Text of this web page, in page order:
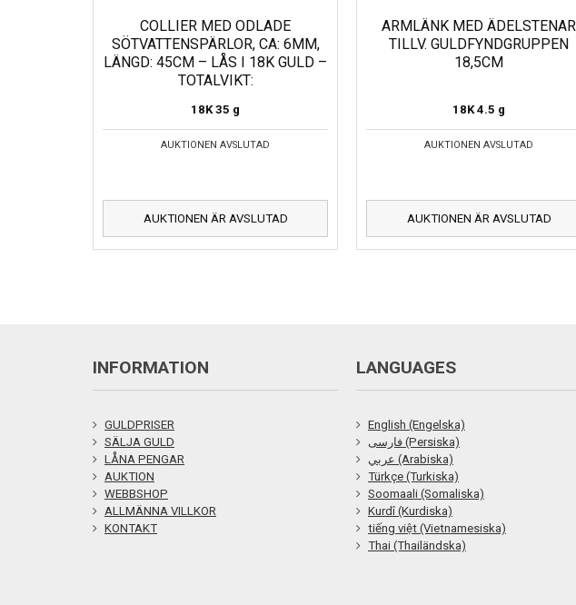
COLLIER MED ODLADE
SÖTVATTENSPÄRLOR, CA: 6MM,
LÄNGD: 45CM – LÅS I 18K GULD –
TOTALVIKT:
18K 35 g
AUKTIONEN AVSLUTAD
AUKTIONEN ÄR AVSLUTAD
ARMLÄNK MED ÄDELSTENAR
TILLV. GULDFYNDGRUPPEN
18,5CM
18K 4.5 g
AUKTIONEN AVSLUTAD
AUKTIONEN ÄR AVSLUTAD
INFORMATION
GULDPRISER
SÄLJA GULD
LÅNA PENGAR
AUKTION
WEBBSHOP
ALLMÄNNA VILLKOR
KONTAKT
LANGUAGES
English (Engelska)
فارسی (Persiska)
عربي (Arabiska)
Türkçe (Turkiska)
Soomaali (Somaliska)
Kurdî (Kurdiska)
tiếng việt (Vietnamesiska)
Thai (Thailändska)